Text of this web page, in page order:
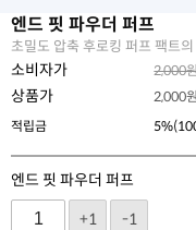
엔드 핏 파우더 퍼프
초밀도 압축 후로킹 퍼프 팩트
소비자가 2,000
상품가 2,000원
적립금
엔드 핏 파우더 퍼프
+1
-1